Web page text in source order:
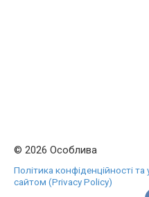
© 2026 Особлива
Політика конфіденційності
сайтом (Privacy Policy)